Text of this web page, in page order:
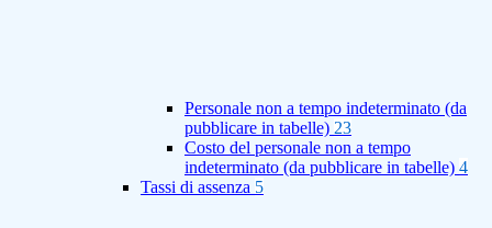
Personale non a tempo indeterminato (da
pubblicare in tabelle) 23
Costo del personale non a tempo
indeterminato (da pubblicare in tabelle) 4
Tassi di assenza 5